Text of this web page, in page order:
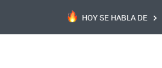
HOY SE HABLA DE